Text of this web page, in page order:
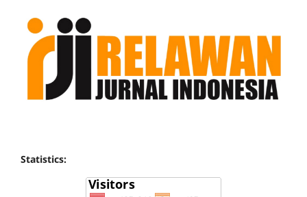
Statistics: